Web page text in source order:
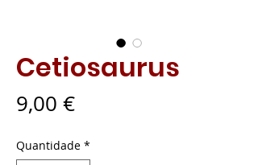
Cetiosaurus
9,00 €Preço
Quantidade *